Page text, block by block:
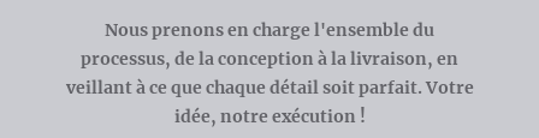
Nous prenons en charge l'ensemble du
processus, de la conception à la livraison, en
veillant à ce que chaque détail soit parfait. Votre
idée, notre exécution !